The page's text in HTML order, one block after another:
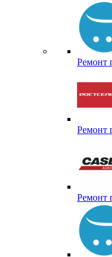
Ремонт
Ремонт
Ремонт